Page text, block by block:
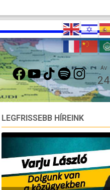
FACEBOOKYOUTUBETIKTOKSPOTIFYINSTAGRAMÁV
24
LEGFRISSEBB HÍREINK